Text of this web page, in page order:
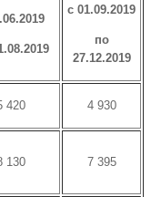
с 01.09.2019
по
27.12.2019
420 4 930
130 7 395